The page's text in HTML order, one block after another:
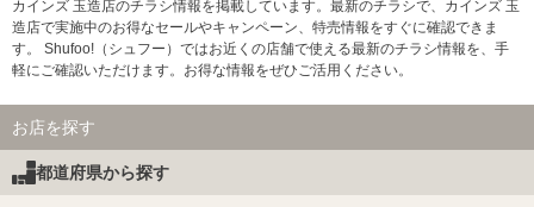
カインズ 玉造店のチラシ情報を掲載しています。最新のチラシで、カインズ 玉
造店で実施中のお得なセールやキャンペーン、特売情報をすぐに確認できま
す。 Shufoo!（シュフー）ではお近くの店舗で使える最新のチラシ情報を、手
軽にご確認いただけます。お得な情報をぜひご活用ください。
お店を探す
都道府県から探す